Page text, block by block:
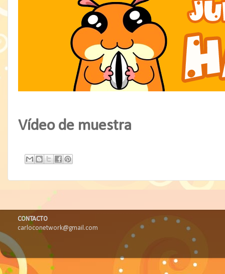
Vídeo de muestra
CONTACTO
carloconetwork@gmail.com